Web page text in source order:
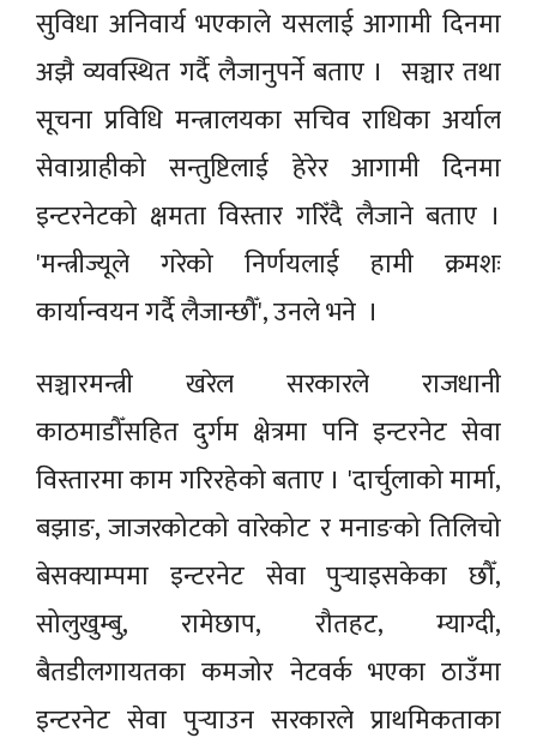
सुविधा अनिवार्य भएकाले यसलाई आगामी दिनमा
अझै व्यवस्थित गर्दै लैजानुपर्ने बताए । सञ्चार तथा
सूचना प्रविधि मन्त्रालयका सचिव राधिका अर्याल
सेवाग्राहीको सन्तुष्टिलाई हेरेर आगामी दिनमा
इन्टरनेटको क्षमता विस्तार गरिँदै लैजाने बताए ।
'मन्त्रीज्यूले गरेको निर्णयलाई हामी क्रमशः
कार्यान्वयन गर्दै लैजान्छौँ', उनले भने ।
सञ्चारमन्त्री खरेल सरकारले राजधानी
काठमाडौँसहित दुर्गम क्षेत्रमा पनि इन्टरनेट सेवा
विस्तारमा काम गरिरहेको बताए । 'दार्चुलाको मार्मा,
बझाङ, जाजरकोटको वारेकोट र मनाङको तिलिचो
बेसक्याम्पमा इन्टरनेट सेवा पुर्‍याइसकेका छौँ,
सोलुखुम्बु, रामेछाप, रौतहट, म्याग्दी,
बैतडीलगायतका कमजोर नेटवर्क भएका ठाउँमा
इन्टरनेट सेवा पुर्‍याउन सरकारले प्राथमिकताका